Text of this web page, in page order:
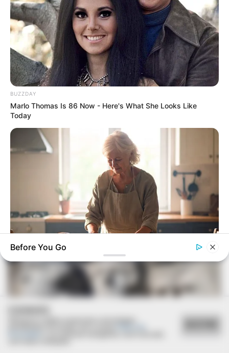
BUZZDAY
Marlo Thomas Is 86 Now - Here's What She Looks Like
Today
JOINT CARE
Could Everyday Habits Affect Your Joint Comfort?
Before You Go